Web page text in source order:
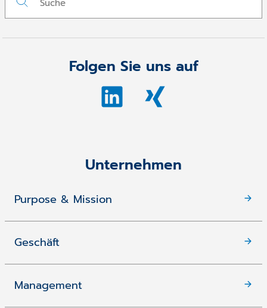
Folgen Sie uns auf
Unternehmen
Purpose & Mission
Geschäft
Management